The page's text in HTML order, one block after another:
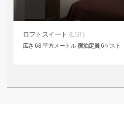
ロフトスイート (LST)
広さ 68 平方メートル宿泊定員 6ゲスト